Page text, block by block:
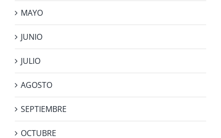
MAYO
JUNIO
JULIO
AGOSTO
SEPTIEMBRE
OCTUBRE